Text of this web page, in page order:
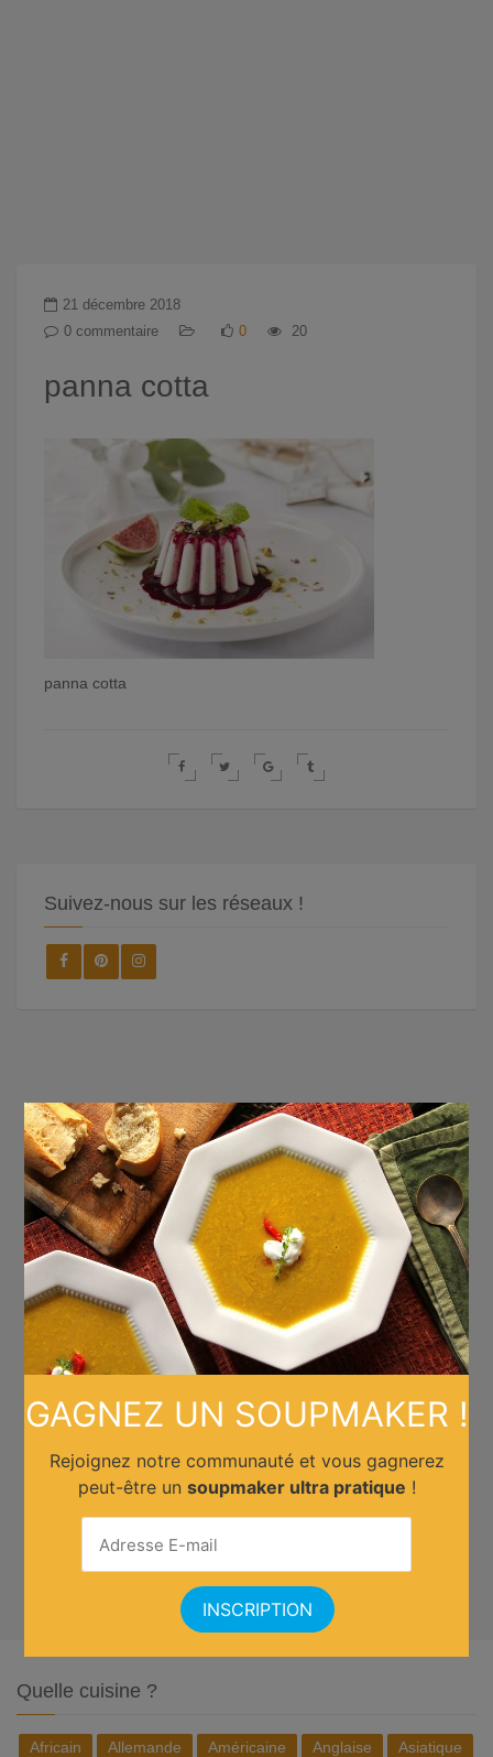
21 décembre 2018
0 commentaire
0 20
panna cotta
panna cotta
Suivez-nous sur les réseaux !
Quelle cuisine ?
Africain Allemande Américaine Anglaise
Asiatique
GAGNEZ UN SOUPMAKER !
Rejoignez notre communauté et vous gagnerez
peut-être un soupmaker ultra pratique !
×